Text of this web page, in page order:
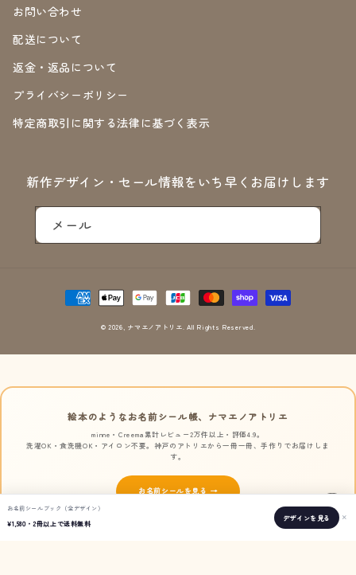
お名前シールブック（全デザイン）
¥1,580・2冊以上で送料無料
デザインを見る ×
お問い合わせ
配送について
返金・返品について
プライバシーポリシー
特定商取引に関する法律に基づく表示
新作デザイン・セール情報をいち早くお届けします
メール
決
済
© 2026, ナマエノアトリエ . All Rights Reserved.
絵本のようなお名前シール帳、ナマエノアトリエ
minne・Creema累計レビュー2万件以上・評価4.9。
洗濯OK・食洗機OK・アイロン不要。神戸のアトリエから一冊一冊、手作りでお届けしま
す。
お名前シールを見る →